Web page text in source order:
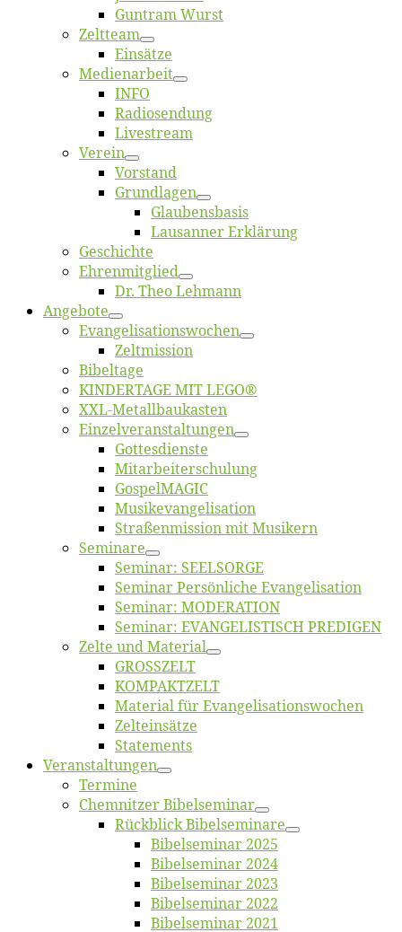
Gun­tram Wurst
Zelt­team
Ein­sät­ze
Me­di­en­ar­beit
INFO
Ra­dio­sen­dung
Live­stream
Ver­ein
Vor­stand
Grund­la­gen
Glaubens­ba­sis
Lausan­ner Erklärung
Ge­schich­te
Eh­ren­mit­glied
Dr. Theo Lehmann
An­ge­bo­te
Evangelisa­tions­wo­chen
Zelt­mis­si­on
Bi­bel­ta­ge
KINDERTAGE MIT LEGO®
XXL-Me­­tal­l­­bau­­kas­­ten
Einzelver­an­stal­tungen
Got­tes­diens­te
Mitarbeiter­schulung
Gos­pel­MA­GIC
Musikevan­ge­li­sa­tion
Straßenmis­sion mit Musikern
Se­mi­na­re
Se­mi­nar: SEELSORGE
Se­mi­nar Per­sön­li­che Evangelisation
Se­mi­nar: MODERATION
Se­mi­nar: EVANGELISTISCH PREDIGEN
Zel­te und Material
GROSSZELT
KOMPAKTZELT
Ma­te­ri­al für Evangelisationswochen
Zelt­ein­sät­ze
State­ments
Ver­an­stal­tun­gen
Ter­mi­ne
Chemnit­zer Bibelseminar
Rück­blick Bibelseminare
Bi­bel­se­mi­nar 2025
Bi­bel­se­mi­nar 2024
Bi­bel­se­mi­nar 2023
Bi­bel­se­mi­nar 2022
Bi­bel­se­mi­nar 2021